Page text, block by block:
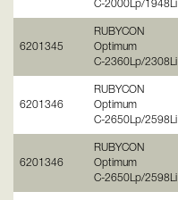
С-2000Lp/1948Li
6201345
RUBYCON
Optimum
С-2360Lp/2308Li
6201346
RUBYCON
Optimum
С-2650Lp/2598Li
6201346
RUBYCON
Optimum
С-2650Lp/2598Li